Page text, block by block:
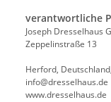
verantwortliche
Joseph Dresselhaus
Zeppelinstraße 13
Herford,
info@dresselhaus.de
www.dresselhaus.de